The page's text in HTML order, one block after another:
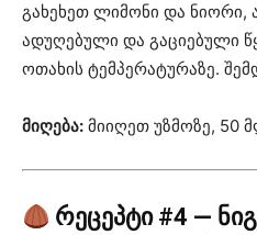
გახეხეთ ლიმონი და ნიორი,
ადუღებული და გაციებული
ოთახის ტემპერატურაზე.
მიღება: მიიღეთ უზმოზე, 50
რეცეპტი #4 —